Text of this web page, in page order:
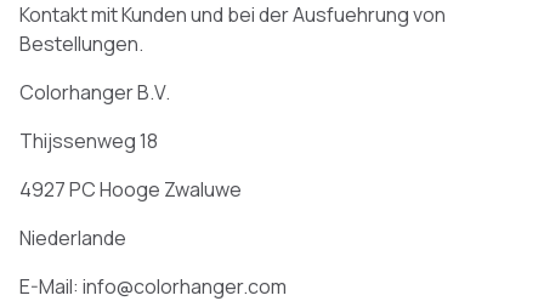
Kontakt mit Kunden und bei der Ausfuehrung von
Bestellungen.
Colorhanger B.V.
Thijssenweg 18
4927 PC Hooge Zwaluwe
Niederlande
E-Mail: info@colorhanger.com